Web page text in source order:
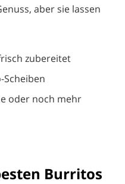
aber sie lassen
zubereitet
Scheiben
oder noch mehr
Burritos